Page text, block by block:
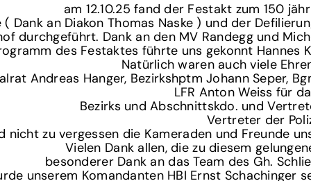
am 12.10.25 fand der Festakt zum 150
( Dank an Diakon Thomas Naske ) und der
durchgeführt. Dank an den MV Randegg und
des Festaktes führte uns gekonnt Hannes
Natürlich waren auch viele
Andreas Hanger, Bezirkshptm Johann Seper,
LFR Anton Weiss für
Bezirks und Abschnittskdo. und
Vertreter der
nicht zu vergessen die Kameraden und Freunde
Vielen Dank allen, die zu diesem
besonderer Dank an das Team des Gh.
unserem Komandanten HBI Ernst Schachinger